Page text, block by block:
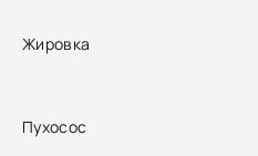
Жировка
Пухосос